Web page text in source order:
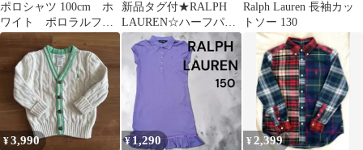
ポロシャツ 100cm ホ
ワイト ポロラルフロ
ーレン 女の子 チュ
ニック 半袖
新品タグ付★RALPH
LAUREN☆ハーフパン
ツ 18M 85
Ralph Lauren 長袖カッ
トソー 130
¥3,990 ¥1,290 ¥2,399